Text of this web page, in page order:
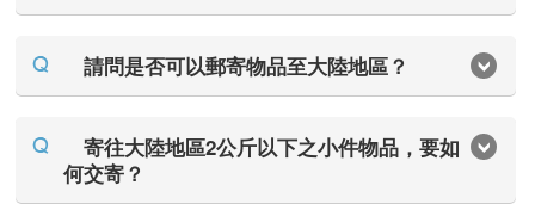
請問是否可以郵寄物品至大陸地區？
寄往大陸地區2公斤以下之小件物品，要如
何交寄？